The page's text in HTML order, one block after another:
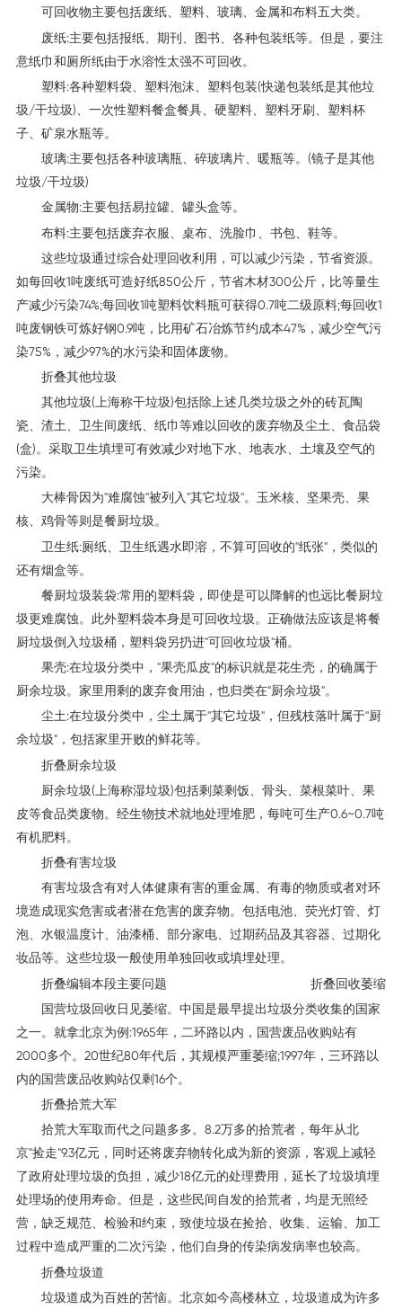
可回收物主要包括废纸、塑料、玻璃、金属和布料五大类。
废纸:主要包括报纸、期刊、图书、各种包装纸等。但是，要注
意纸巾和厕所纸由于水溶性太强不可回收。
塑料:各种塑料袋、塑料泡沫、塑料包装(快递包装纸是其他垃
圾/干垃圾)、一次性塑料餐盒餐具、硬塑料、塑料牙刷、塑料杯
子、矿泉水瓶等。
玻璃:主要包括各种玻璃瓶、碎玻璃片、暖瓶等。(镜子是其他
垃圾/干垃圾)
金属物:主要包括易拉罐、罐头盒等。
布料:主要包括废弃衣服、桌布、洗脸巾、书包、鞋等。
这些垃圾通过综合处理回收利用，可以减少污染，节省资源。
如每回收1吨废纸可造好纸850公斤，节省木材300公斤，比等量生
产减少污染74%;每回收1吨塑料饮料瓶可获得0.7吨二级原料;每回收1
吨废钢铁可炼好钢0.9吨，比用矿石冶炼节约成本47%，减少空气污
染75%，减少97%的水污染和固体废物。
折叠其他垃圾
其他垃圾(上海称干垃圾)包括除上述几类垃圾之外的砖瓦陶
瓷、渣土、卫生间废纸、纸巾等难以回收的废弃物及尘土、食品袋
(盒)。采取卫生填埋可有效减少对地下水、地表水、土壤及空气的
污染。
大棒骨因为"难腐蚀"被列入"其它垃圾"。玉米核、坚果壳、果
核、鸡骨等则是餐厨垃圾。
卫生纸:厕纸、卫生纸遇水即溶，不算可回收的"纸张"，类似的
还有烟盒等。
餐厨垃圾装袋:常用的塑料袋，即使是可以降解的也远比餐厨垃
圾更难腐蚀。此外塑料袋本身是可回收垃圾。正确做法应该是将餐
厨垃圾倒入垃圾桶，塑料袋另扔进"可回收垃圾"桶。
果壳:在垃圾分类中，"果壳瓜皮"的标识就是花生壳，的确属于
厨余垃圾。家里用剩的废弃食用油，也归类在"厨余垃圾"。
尘土:在垃圾分类中，尘土属于"其它垃圾"，但残枝落叶属于"厨
余垃圾"，包括家里开败的鲜花等。
折叠厨余垃圾
厨余垃圾(上海称湿垃圾)包括剩菜剩饭、骨头、菜根菜叶、果
皮等食品类废物。经生物技术就地处理堆肥，每吨可生产0.6~0.7吨
有机肥料。
折叠有害垃圾
有害垃圾含有对人体健康有害的重金属、有毒的物质或者对环
境造成现实危害或者潜在危害的废弃物。包括电池、荧光灯管、灯
泡、水银温度计、油漆桶、部分家电、过期药品及其容器、过期化
妆品等。这些垃圾一般使用单独回收或填埋处理。
折叠编辑本段主要问题
折叠回收萎缩
国营垃圾回收日见萎缩。中国是最早提出垃圾分类收集的国家
之一。就拿北京为例:1965年，二环路以内，国营废品收购站有
2000多个。20世纪80年代后，其规模严重萎缩;1997年，三环路以
内的国营废品收购站仅剩16个。
折叠拾荒大军
拾荒大军取而代之问题多多。8.2万多的拾荒者，每年从北
京"捡走"9.3亿元，同时还将废弃物转化成为新的资源，客观上减轻
了政府处理垃圾的负担，减少18亿元的处理费用，延长了垃圾填埋
处理场的使用寿命。但是，这些民间自发的拾荒者，均是无照经
营，缺乏规范、检验和约束，致使垃圾在捡拾、收集、运输、加工
过程中造成严重的二次污染，他们自身的传染病发病率也较高。
折叠垃圾道
垃圾道成为百姓的苦恼。北京如今高楼林立，垃圾道成为许多